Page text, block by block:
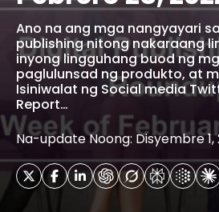
Ano na ang mga nangyayari
publishing nitong nakaraang
inyong lingguhang buod ng
paglulunsad ng produkto, at
Isiniwalat ng Social media
Report…
Na-update Noong: Disyembre 1,